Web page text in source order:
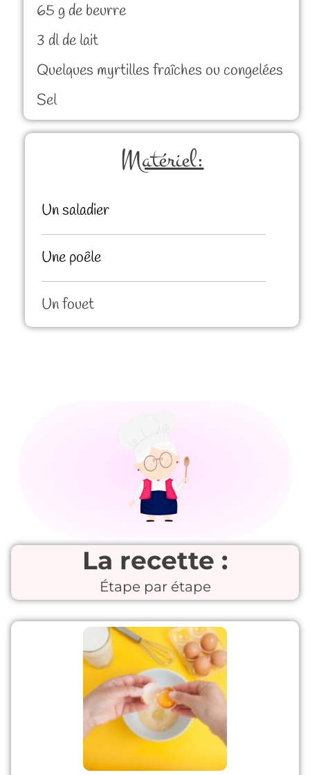
65 g de beurre
3 dl de lait
Quelques myrtilles fraîches ou congelées
Sel
Matériel:
Un saladier
Une poêle
Un fouet
La recette :
Étape par étape